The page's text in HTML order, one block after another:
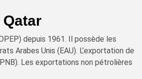
depuis 1961. Il possède les
Arabes Unis (EAU). L’exportation de
Les exportations non pétrolières